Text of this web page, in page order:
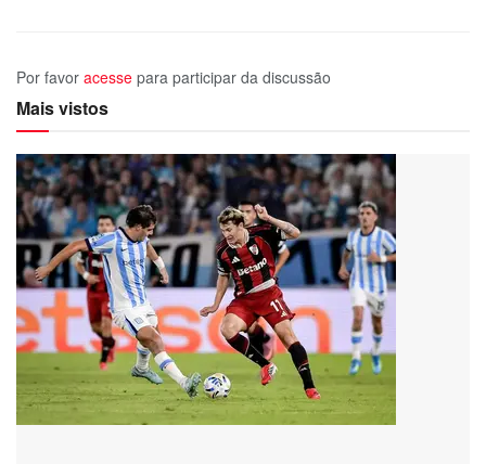
Por favor acesse para participar da discussão
Mais vistos